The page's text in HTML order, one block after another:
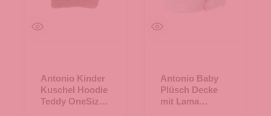
Antonio Kinder
Kuschel Hoodie
Teddy OneSize
Antonio Baby
Plüsch Decke
mit Lama